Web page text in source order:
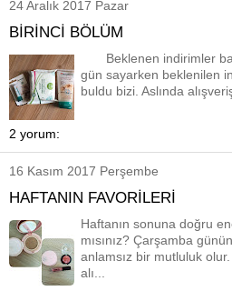
24 Aralık 2017 Pazar
BİRİNCİ BÖLÜM
Beklenen indirimler
gün sayarken beklenilen
buldu bizi. Aslında alışveriş
2 yorum:
16 Kasım 2017 Perşembe
HAFTANIN FAVORİLERİ
Haftanın sonuna doğru
mısınız? Çarşamba
anlamsız bir mutluluk
alı...